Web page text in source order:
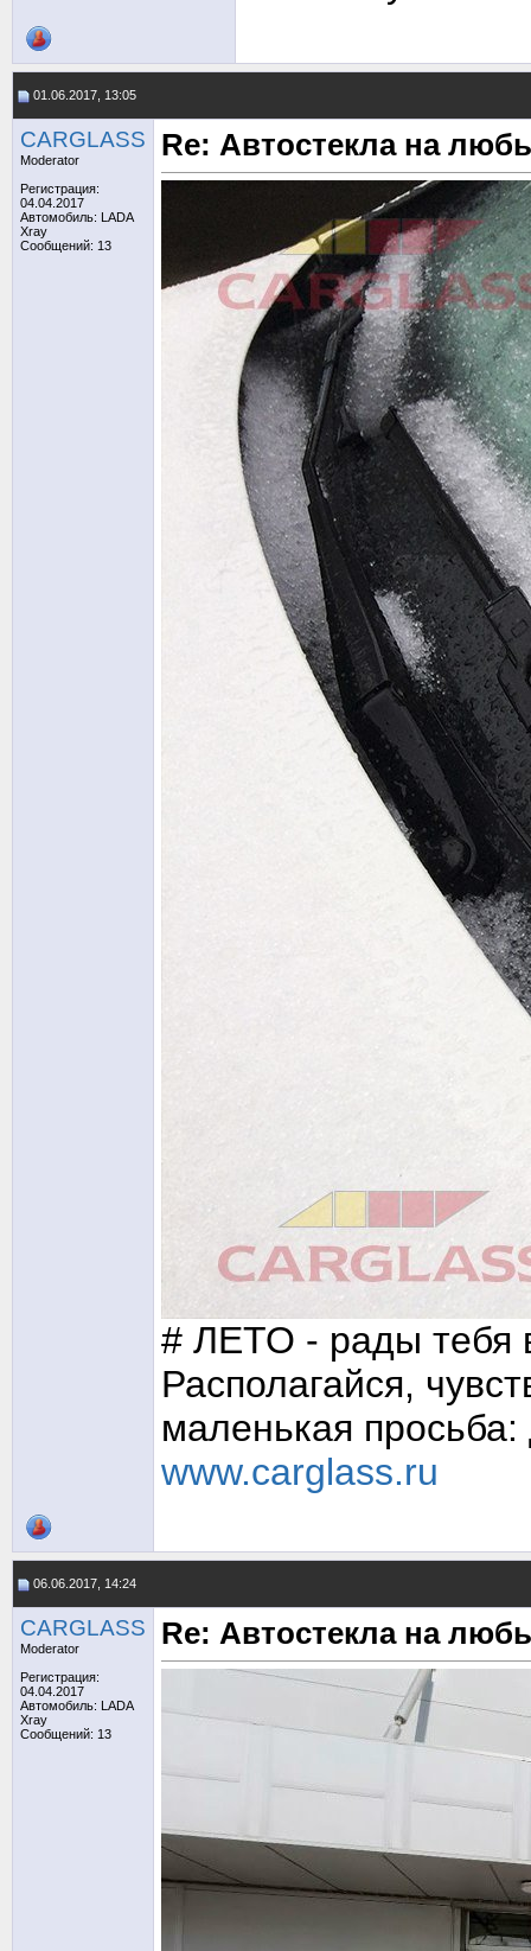
01.06.2017, 13:05
CARGLASS
Moderator
Регистрация:
04.04.2017
Автомобиль: LADA
Xray
Сообщений: 13
Re: Автостекла на
# ЛЕТО - рады тебя
Располагайся,
маленькая просьба:
www.carglass.ru
06.06.2017, 14:24
CARGLASS
Moderator
Регистрация:
04.04.2017
Автомобиль: LADA
Xray
Сообщений: 13
Re: Автостекла на